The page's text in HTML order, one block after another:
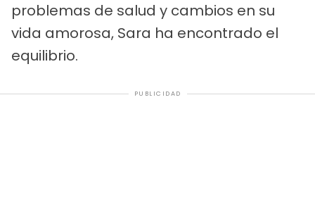
problemas de salud y cambios en su
vida amorosa, Sara ha encontrado el
equilibrio.
PUBLICIDAD